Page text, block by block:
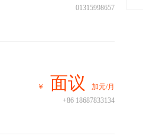
01315998657
￥ 面议
加元/月
+86 18687833134